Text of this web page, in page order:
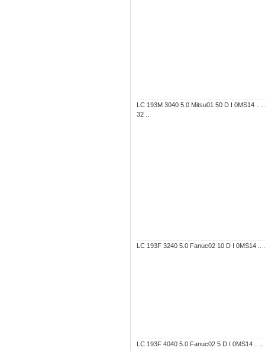
LC 193M 3040 5.0 Mitsu01 50 D I 0MS14 ..
32 ..
LC 193F 3240 5.0 Fanuc02 10 D I 0MS14 ..
LC 193F 4040 5.0 Fanuc02 5 D I 0MS14 ..